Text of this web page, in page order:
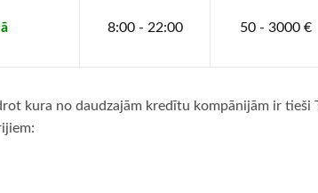
8:00 - 22:00 50 - 3000 €
kura no daudzajām kredītu kompānijām ir tieši